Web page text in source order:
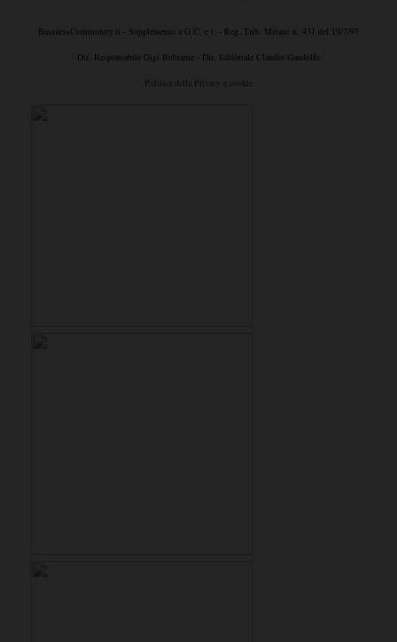
BusinessCommunity.it - Supplemento a G.C. e t. - Reg. Trib. Milano n. 431 del 19/7/97
Dir. Responsabile Gigi Beltrame - Dir. Editoriale Claudio Gandolfo
Politica della Privacy e cookie